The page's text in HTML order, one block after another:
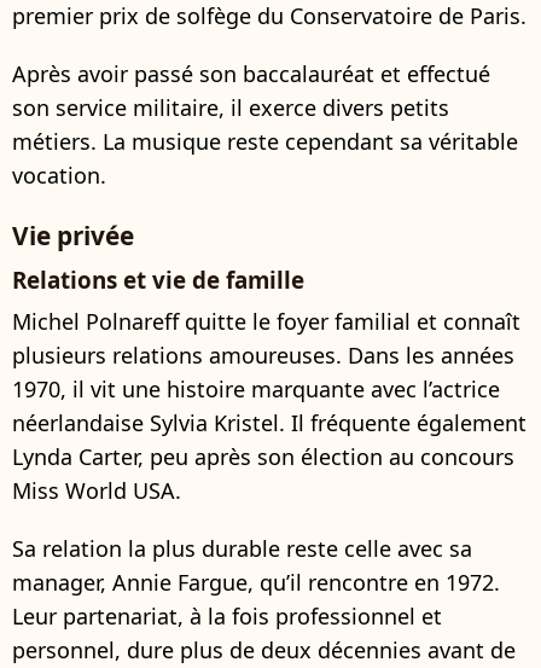
premier prix de solfège du Conservatoire de Paris.
Après avoir passé son baccalauréat et effectué
son service militaire, il exerce divers petits
métiers. La musique reste cependant sa véritable
vocation.
Vie privée
Relations et vie de famille
Michel Polnareff quitte le foyer familial et connaît
plusieurs relations amoureuses. Dans les années
1970, il vit une histoire marquante avec l’actrice
néerlandaise Sylvia Kristel. Il fréquente également
Lynda Carter, peu après son élection au concours
Miss World USA.
Sa relation la plus durable reste celle avec sa
manager, Annie Fargue, qu’il rencontre en 1972.
Leur partenariat, à la fois professionnel et
personnel, dure plus de deux décennies avant de